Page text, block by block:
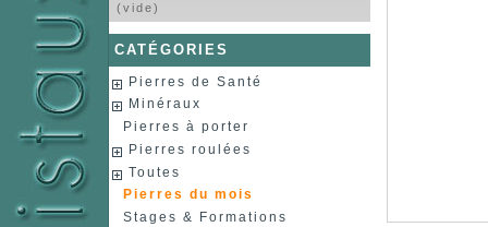
(vide)
CATÉGORIES
Pierres de Santé
Minéraux
Pierres à porter
Pierres roulées
Toutes
Pierres du mois
Stages & Formations